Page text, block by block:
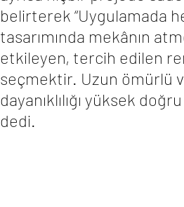
belirterek “Uygulamada
tasarımında mekânın
etkileyen, tercih edilen
seçmektir. Uzun ömürlü
dayanıklılığı yüksek
dedi.